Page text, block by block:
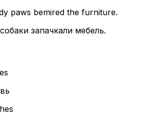
paws bemired the furniture.
запачкали мебель.